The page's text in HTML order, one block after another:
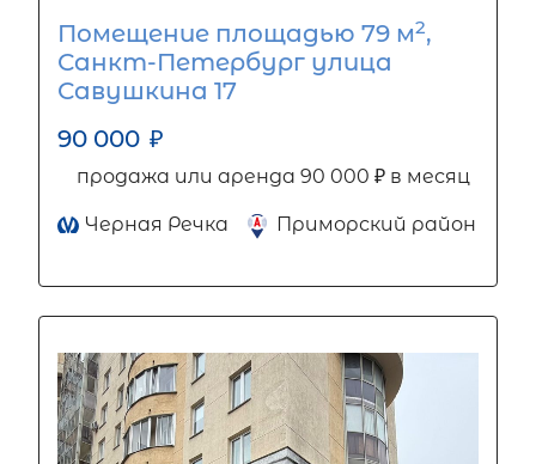
Помещение площадью 79 м2,
Санкт-Петербург улица
Савушкина 17
90 000 ₽
продажа или аренда 90 000 ₽ в месяц
Черная Речка Приморский район